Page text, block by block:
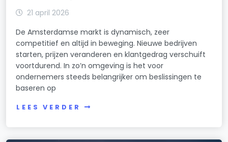
21 april 2026
De Amsterdamse markt is dynamisch, zeer
competitief en altijd in beweging. Nieuwe bedrijven
starten, prijzen veranderen en klantgedrag verschuift
voortdurend. In zo’n omgeving is het voor
ondernemers steeds belangrijker om beslissingen te
baseren op
LEES VERDER